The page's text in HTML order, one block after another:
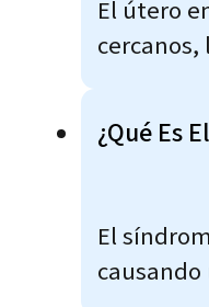
El útero
¿Qué Es
El